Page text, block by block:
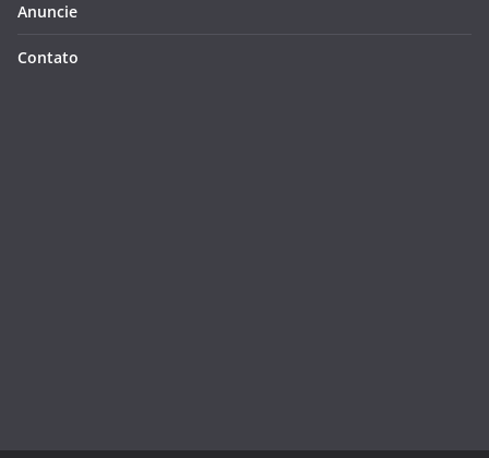
Anuncie
Contato